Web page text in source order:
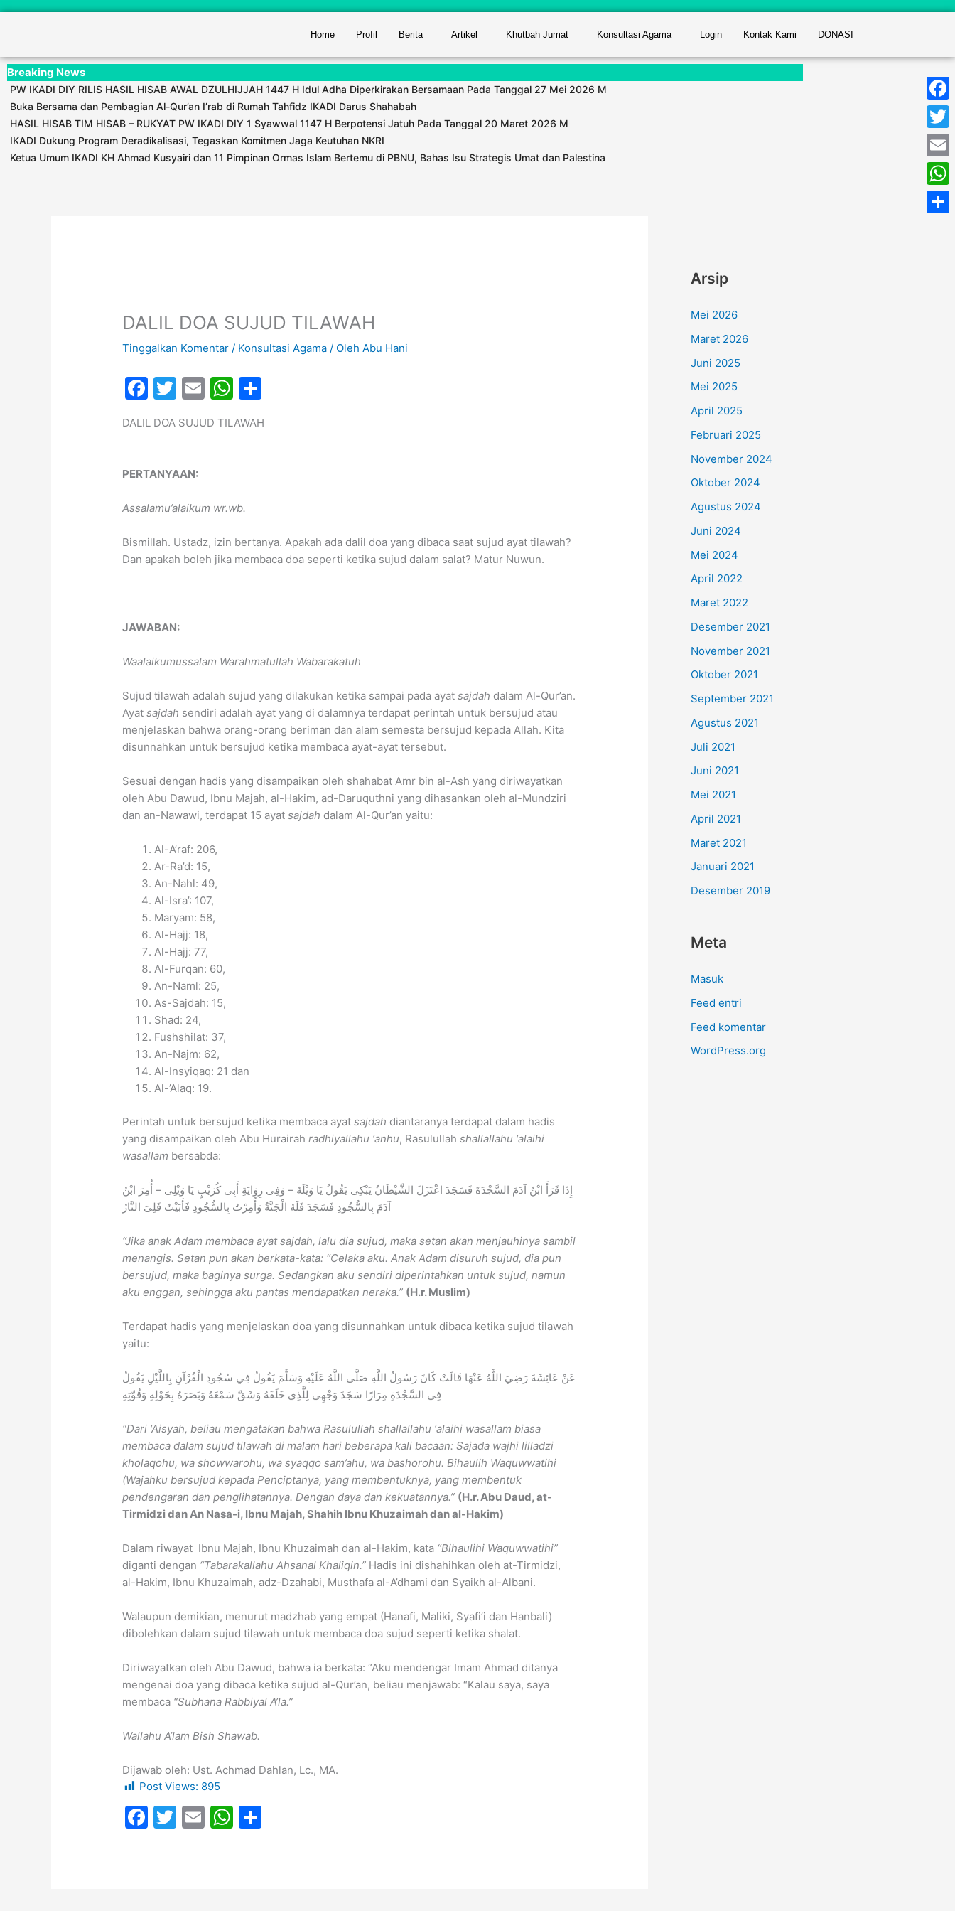
Home Profil Berita Artikel Khutbah Jumat Konsultasi Agama Login Kontak Kami DONASI
Breaking News
PW IKADI DIY RILIS HASIL HISAB AWAL DZULHIJJAH 1447 H Idul Adha Diperkirakan Bersamaan Pada Tanggal 27 Mei 2026 M
Buka Bersama dan Pembagian Al-Qur’an I’rab di Rumah Tahfidz IKADI Darus Shahabah
HASIL HISAB TIM HISAB – RUKYAT PW IKADI DIY 1 Syawwal 1147 H Berpotensi Jatuh Pada Tanggal 20 Maret 2026 M
IKADI Dukung Program Deradikalisasi, Tegaskan Komitmen Jaga Keutuhan NKRI
Ketua Umum IKADI KH Ahmad Kusyairi dan 11 Pimpinan Ormas Islam Bertemu di PBNU, Bahas Isu Strategis Umat dan Palestina
DALIL DOA SUJUD TILAWAH
Tinggalkan Komentar / Konsultasi Agama / OlehAbu Hani
F
c
b
o
k
T
itt
E
ai
W
at
p
ar
DALIL DOA SUJUD TILAWAH
PERTANYAAN:
Assalamu’alaikum wr.wb.
Bismillah. Ustadz, izin bertanya. Apakah ada dalil doa yang dibaca saat sujud ayat tilawah?
Dan apakah boleh jika membaca doa seperti ketika sujud dalam salat? Matur Nuwun.
JAWABAN:
Waalaikumussalam Warahmatullah Wabarakatuh
Sujud tilawah adalah sujud yang dilakukan ketika sampai pada ayatsajdah dalam Al-Qur’an.
Ayat sajdah sendiri adalah ayat yang di dalamnya terdapat perintah untuk bersujud atau
menjelaskan bahwa orang-orang beriman dan alam semesta bersujud kepada Allah. Kita
disunnahkan untuk bersujud ketika membaca ayat-ayat tersebut.
Sesuai dengan hadis yang disampaikan oleh shahabat Amr bin al-Ash yang diriwayatkan
oleh Abu Dawud, Ibnu Majah, al-Hakim, ad-Daruquthni yang dihasankan oleh al-Mundziri
dan an-Nawawi, terdapat 15 ayatsajdah dalam Al-Qur’an yaitu:
Al-A’raf: 206,
Ar-Ra’d: 15,
An-Nahl: 49,
Al-Isra’: 107,
Maryam: 58,
Al-Hajj: 18,
Al-Hajj: 77,
Al-Furqan: 60,
An-Naml: 25,
As-Sajdah: 15,
Shad: 24,
Fushshilat: 37,
An-Najm: 62,
Al-Insyiqaq: 21 dan
Al-’Alaq: 19.
Perintah untuk bersujud ketika membaca ayatsajdah diantaranya terdapat dalam hadis
yang disampaikan oleh Abu Hurairahradhiyallahu ‘anhu, Rasulullahshallallahu ‘alaihi
wasallam bersabda:
إِذَا قَرَأَ ابْنُ آدَمَ السَّجْدَةَ فَسَجَدَ اعْتَزَلَ الشَّيْطَانُ يَبْكِى يَقُولُ يَا وَيْلَهُ – وَفِى رِوَايَةِ أَبِى كُرَيْبٍ يَا وَيْلِى – أُمِرَ ابْنُ
آدَمَ بِالسُّجُودِ فَسَجَدَ فَلَهُ الْجَنَّةُ وَأُمِرْتُ بِالسُّجُودِ فَأَبَيْتُ فَلِىَ النَّارُ
“Jika anak Adam membaca ayat sajdah, lalu dia sujud, maka setan akan menjauhinya sambil
menangis. Setan pun akan berkata-kata: “Celaka aku. Anak Adam disuruh sujud, dia pun
bersujud, maka baginya surga. Sedangkan aku sendiri diperintahkan untuk sujud, namun
aku enggan, sehingga aku pantas mendapatkan neraka.” (H.r. Muslim)
Terdapat hadis yang menjelaskan doa yang disunnahkan untuk dibaca ketika sujud tilawah
yaitu:
عَنْ عَائِشَةَ رَضِيَ اللَّهُ عَنْهَا قَالَتْ كَانَ رَسُولُ اللَّهِ صَلَّى اللَّهُ عَلَيْهِ وَسَلَّمَ يَقُولُ فِي سُجُودِ الْقُرْآنِ بِاللَّيْلِ يَقُولُ
فِي السَّجْدَةِ مِرَارًا سَجَدَ وَجْهِي لِلَّذِي خَلَقَهُ وَشَقَّ سَمْعَهُ وَبَصَرَهُ بِحَوْلِهِ وَقُوَّتِهِ
“Dari ‘Aisyah, beliau mengatakan bahwa Rasulullah shallallahu ‘alaihi wasallam biasa
membaca dalam sujud tilawah di malam hari beberapa kali bacaan: Sajada wajhi lilladzi
kholaqohu, wa showwarohu, wa syaqqo sam’ahu, wa bashorohu. Bihaulih Waquwwatihi
(Wajahku bersujud kepada Penciptanya, yang membentuknya, yang membentuk
pendengaran dan penglihatannya. Dengan daya dan kekuatannya.” (H.r. Abu Daud, at-
Tirmidzi dan An Nasa-i, Ibnu Majah, Shahih Ibnu Khuzaimah dan al-Hakim)
Dalam riwayat Ibnu Majah, Ibnu Khuzaimah dan al-Hakim, kata “Bihaulihi Waquwwatihi”
diganti dengan “Tabarakallahu Ahsanal Khaliqin.” Hadis ini dishahihkan oleh at-Tirmidzi,
al-Hakim, Ibnu Khuzaimah, adz-Dzahabi, Musthafa al-A’dhami dan Syaikh al-Albani.
Walaupun demikian, menurut madzhab yang empat (Hanafi, Maliki, Syafi’i dan Hanbali)
dibolehkan dalam sujud tilawah untuk membaca doa sujud seperti ketika shalat.
Diriwayatkan oleh Abu Dawud, bahwa ia berkata: “Aku mendengar Imam Ahmad ditanya
mengenai doa yang dibaca ketika sujud al-Qur’an, beliau menjawab: “Kalau saya, saya
membaca “Subhana Rabbiyal A’la.”
Wallahu A’lam Bish Shawab.
Dijawab oleh: Ust. Achmad Dahlan, Lc., MA.
Post Views: 895
F
T
E
W
Arsip
Mei 2026
Maret 2026
Juni 2025
Mei 2025
April 2025
Februari 2025
November 2024
Oktober 2024
Agustus 2024
Juni 2024
Mei 2024
April 2022
Maret 2022
Desember 2021
November 2021
Oktober 2021
September 2021
Agustus 2021
Juli 2021
Juni 2021
Mei 2021
April 2021
Maret 2021
Januari 2021
Desember 2019
Meta
Masuk
Feed entri
Feed komentar
WordPress.org
Email